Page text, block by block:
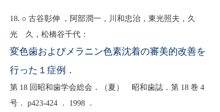
18. ○ 古谷彰伸 ，阿部潤一，川和忠治，東光照夫，久
光 久，松橋谷千代：
変色歯およびメラニン色素沈着の審美的改善を
行った１症例．
第 18 回昭和歯学会総会．（夏） 昭和歯誌．第 18 巻 4
号． p423-424 ． 1998 ．